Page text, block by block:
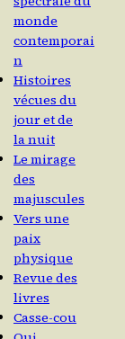
monde
contemporai
n
Histoires
vécues du
jour et de
la nuit
Le mirage
des
majuscules
Vers une
paix
physique
Revue des
livres
Casse-cou